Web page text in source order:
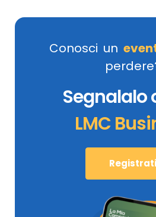
Conosci un
Segnalalo
LMC
Registrati